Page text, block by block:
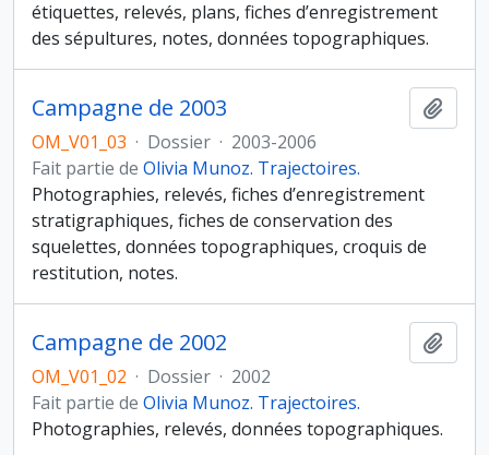
étiquettes, relevés, plans, fiches d’enregistrement
des sépultures, notes, données topographiques.
Campagne de 2003
OM_V01_03 · Dossier · 2003-2006
Fait partie de Olivia Munoz. Trajectoires.
Photographies, relevés, fiches d’enregistrement
stratigraphiques, fiches de conservation des
squelettes, données topographiques, croquis de
restitution, notes.
Campagne de 2002
OM_V01_02 · Dossier · 2002
Fait partie de Olivia Munoz. Trajectoires.
Photographies, relevés, données topographiques.